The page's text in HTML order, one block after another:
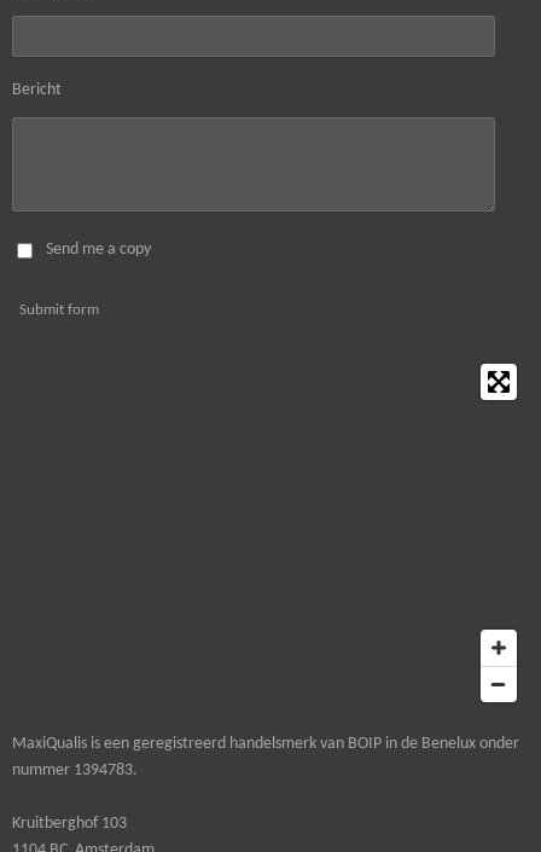
Bericht
Send me a copy
Submit form
MaxiQualis is een geregistreerd handelsmerk van BOIP in de Benelux onder
nummer 1394783.
Kruitberghof 103